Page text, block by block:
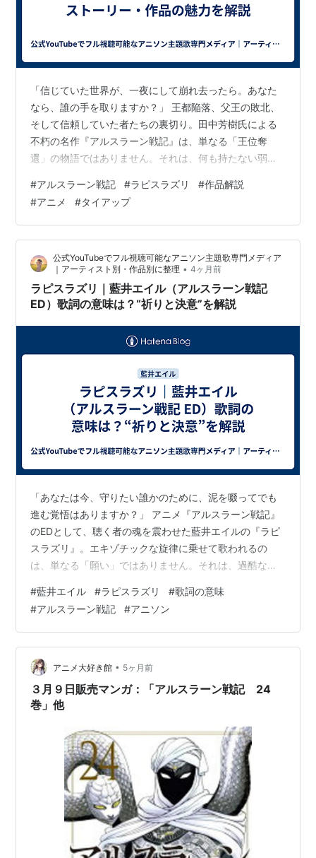
コミックス
アルスラーン戦記(1) (講談社コミ
ックス)
作者:荒川 弘
発売日:
メディア:
アルスラーン戦記(2) (講談社コミ
ックス)
作者:荒川 弘
発売日:2014/05/09
メディア:コミック
ックス)
作者:荒川 弘
メディア:コミック
「アルスラーン戦記」のマンガのコマをアルで探す
「信じていた世界が、一夜にして崩れ去ったら。あなた
なら、誰の手を取りますか？」 王都陥落、父王の敗北、
そして信頼していた者たちの裏切り。田中芳樹氏による
不朽の名作『アルスラーン戦記』は、単なる「王位奪
還」の物語ではありません。それは、何も持たない弱き
か」を問い続ける、血と砂の英雄譚です。 荒木飛呂彦氏
や荒川弘氏をも魅了し、時代を超えて愛され続けるこの
作品には、現代の私たちが忘れてしまった「気高き意
志」が息づいています。 今回は、その壮大な世界観から
胸を熱くするストーリーの魅力までを徹底解説。少年が
王へと成る、その「伝説」の幕開けを共に目撃しまし…
#アルスラーン戦記 #ラピスラズリ #作品解説
#アニメ #タイアップ
公式YouTubeでフル視聴可能なアニソン主題歌専門メディア
｜アーティスト別・作品別に整理 • 4ヶ月前
ラピスラズリ｜藍井エイル（アルスラーン戦記
ED）歌詞の意味は？“祈りと決意”を解説
「あなたは今、守りたい誰かのために、泥を啜ってでも
進む覚悟はありますか？」 アニメ『アルスラーン戦記』
のEDとして、聴く者の魂を震わせた藍井エイルの『ラピ
スラズリ』。エキゾチックな旋律に乗せて歌われるの
は、単なる「願い」ではありません。それは、過酷な運
かすぎるほどに熱い「決意」の物語です。 理想が崩れ去
り、明日が見えない夜。なぜこの曲の「蒼」は、私たち
の乾いた心にこれほど深く染み渡るのか。 今回は、歌詞
に込められた「祈り」の正体を徹底解説。ただの楽曲解
説を超えて、絶望の淵で立ち上がるための「心の灯火」
を、あなたと一緒に見つけ出します。 まずは音…
#藍井エイル #ラピスラズリ #歌詞の意味
#アルスラーン戦記 #アニソン
アニメ大好き館 • 5ヶ月前
３月９日販売マンガ：「アルスラーン戦記 24
巻」他